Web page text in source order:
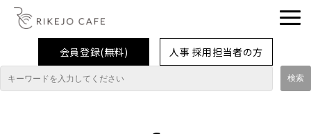
会員登録(無料) 人事 採用担当者の方